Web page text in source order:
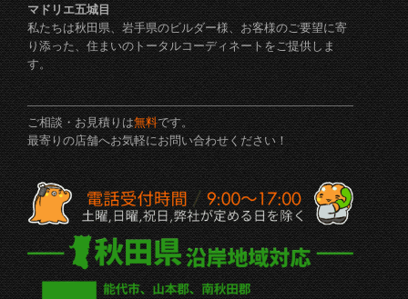
マドリエ五城目
私たちは秋田県、岩手県のビルダー様、お客様のご要望に寄
り添った、住まいのトータルコーディネートをご提供しま
す。
ご相談・お見積りは無料です。
最寄りの店舗へお気軽にお問い合わせください！